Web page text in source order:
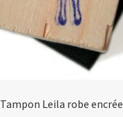
Tampon Leila robe encrée